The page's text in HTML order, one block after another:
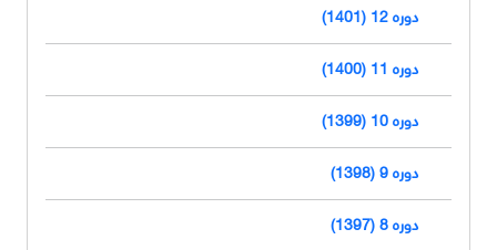
دوره 12 (1401)
دوره 11 (1400)
دوره 10 (1399)
دوره 9 (1398)
دوره 8 (1397)